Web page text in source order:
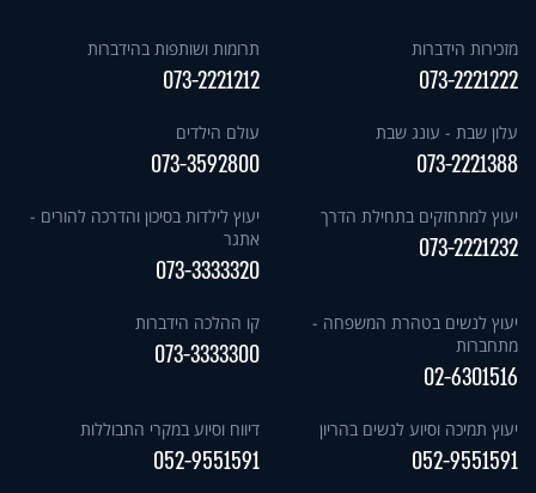
מזכירות הידברות
073-2221222
תרומות ושותפות בהידברות
073-2221212
עלון שבת - עונג שבת
073-2221388
עולם הילדים
073-3592800
יעוץ למתחזקים בתחילת הדרך
073-2221232
יעוץ לילדות בסיכון והדרכה להורים -
אתגר
073-3333320
יעוץ לנשים בטהרת המשפחה -
מתחברות
02-6301516
קו ההלכה הידברות
073-3333300
יעוץ תמיכה וסיוע לנשים בהריון
052-9551591
דיווח וסיוע במקרי התבוללות
052-9551591